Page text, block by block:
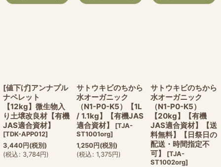
[値下げ]アンナプル
ナペレット
【12kg】微生物入
り土壌改良材【有機
JAS適合資材】
[TDK-APP012]
3,440円(税別)
(税込: 3,784円)
サトウキビのちから
水オーガニック
（N1-P0-K5）【1L
/ 1.1kg】【有機JAS
適合資材】
[TJA-
ST1001org]
1,250円(税別)
(税込: 1,375円)
サトウキビのちから
水オーガニック
（N1-P0-K5）
【20kg】【有機
JAS適合資材】【送
料無料】【日祭日の
配送・時間指定不
可】
[TJA-
ST1002org]